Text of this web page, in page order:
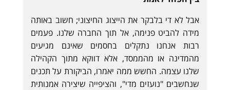
אבל לא די בלבקר את הייצוג החיצוני; חשוב באותה
מידה להביט פנימה, אל תוך החברה שלנו. פעמים
רבות אנחנו נתקלים בחסמים שאינם מגיעים
מהמדינה או מהממסד, אלא דווקא מתוך הקהילה
שלנו עצמה. החשש ממה יאמרו, הביקורת על תכנים
שנחשבים "נועזים מדי", והציפייה שיצירה אמנותית